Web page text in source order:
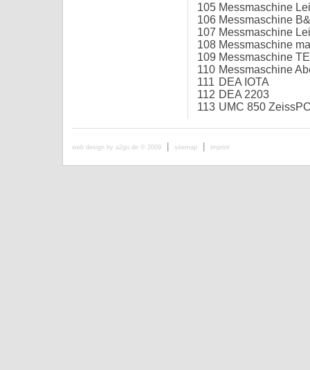
105 Messmaschine
106 Messmaschine
107 Messmaschine
108 Messmaschine
109 Messmaschine
110 Messmaschine
111 DEA IOTA
112 DEA 2203
113 UMC 850
web design by a2go.de © 2009 sitemap imprint